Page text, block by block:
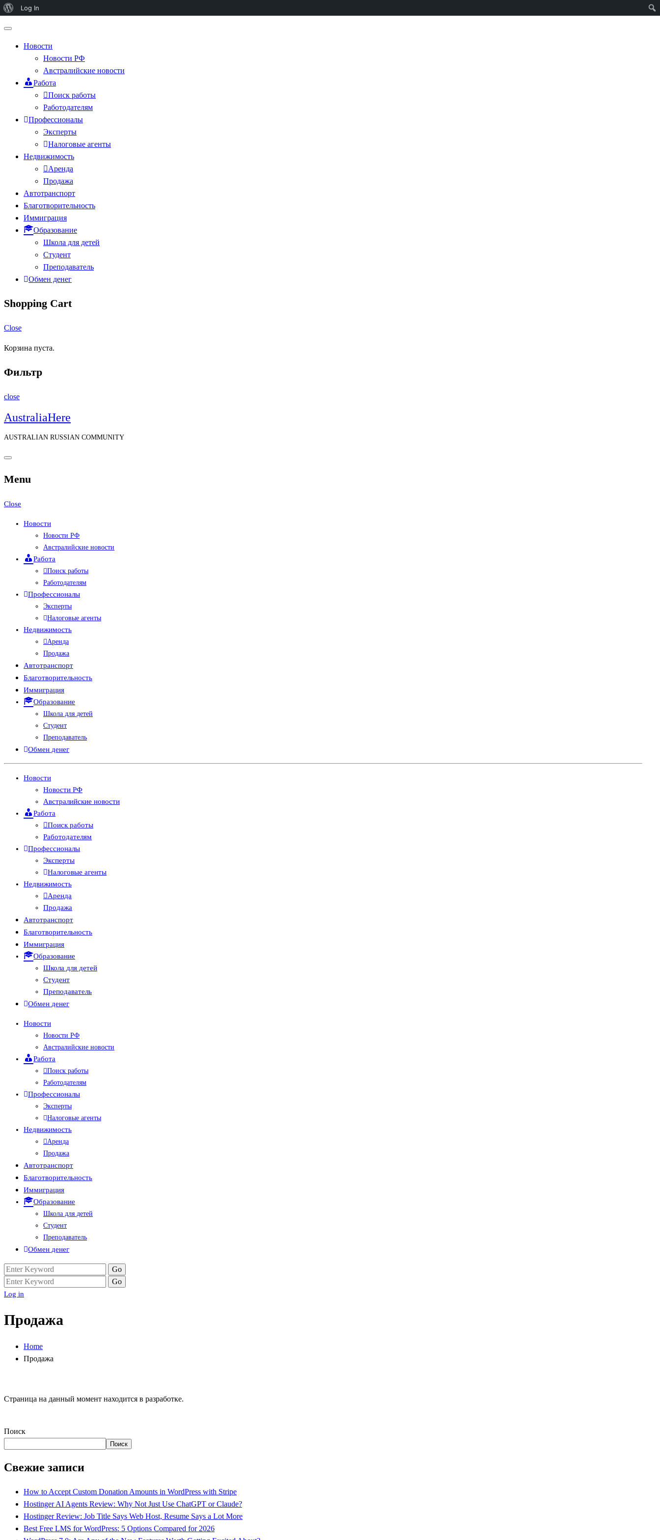
Новости
Новости РФ
Австралийские новости
Работа
Поиск работы
Работодателям
Профессионалы
Эксперты
Налоговые агенты
Недвижимость
Аренда
Продажа
Автотранспорт
Благотворительность
Иммиграция
Образование
Школа для детей
Студент
Преподаватель
Обмен денег
Shopping Cart
Close
Корзина пуста.
Фильтр
close
AustraliaHere
AUSTRALIAN RUSSIAN COMMUNITY
Menu
Close
Новости
Новости РФ
Австралийские новости
Работа
Поиск работы
Работодателям
Профессионалы
Эксперты
Налоговые агенты
Недвижимость
Аренда
Продажа
Автотранспорт
Благотворительность
Иммиграция
Образование
Школа для детей
Студент
Преподаватель
Обмен денег
Новости
Новости РФ
Австралийские новости
Работа
Поиск работы
Работодателям
Профессионалы
Эксперты
Налоговые агенты
Недвижимость
Аренда
Продажа
Автотранспорт
Благотворительность
Иммиграция
Образование
Школа для детей
Студент
Преподаватель
Обмен денег
Новости
Новости РФ
Австралийские новости
Работа
Поиск работы
Работодателям
Профессионалы
Эксперты
Налоговые агенты
Недвижимость
Аренда
Продажа
Автотранспорт
Благотворительность
Иммиграция
Образование
Школа для детей
Студент
Преподаватель
Обмен денег
Log in
Продажа
Home
Продажа
Страница на данный момент находится в разработке.
Поиск
Поиск
Свежие записи
How to Accept Custom Donation Amounts in WordPress with Stripe
Hostinger AI Agents Review: Why Not Just Use ChatGPT or Claude?
Hostinger Review: Job Title Says Web Host, Resume Says a Lot More
Best Free LMS for WordPress: 5 Options Compared for 2026
Log In